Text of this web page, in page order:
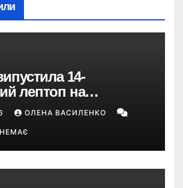
14-
лептоп на
X2 з автономністю
ОЛЕНА ВАСИЛЕНКО